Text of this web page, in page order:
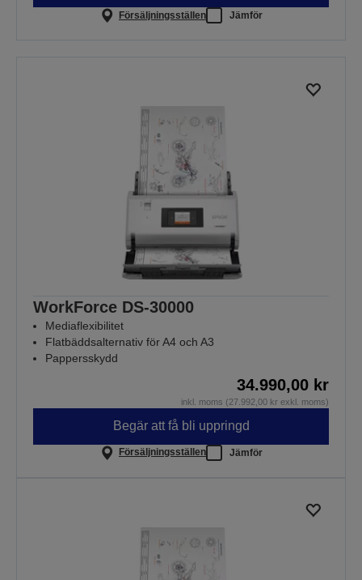
Försäljningsställen Jämför
WorkForce DS-30000
Mediaflexibilitet
Flatbäddsalternativ för A4 och A3
Pappersskydd
34.990,00 kr
inkl. moms (27.992,00 kr exkl. moms)
Begär att få bli uppringd
Försäljningsställen Jämför